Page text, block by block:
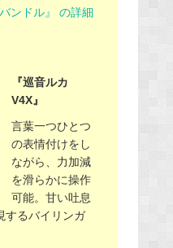
ンドル』 の詳細
『巡音ルカ
V4X』
言葉一つひとつ
の表情付けをし
ながら、力加減
を滑らかに操作
可能。甘い吐息
するバイリンガ